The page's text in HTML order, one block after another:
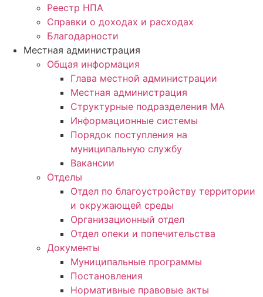
Реестр НПА
Справки о доходах и расходах
Благодарности
Местная администрация
Общая информация
Глава местной администрации
Местная администрация
Структурные подразделения МА
Информационные системы
Порядок поступления на
муниципальную службу
Вакансии
Отделы
Отдел по благоустройству территории
и окружающей среды
Организационный отдел
Отдел опеки и попечительства
Документы
Муниципальные программы
Постановления
Нормативные правовые акты